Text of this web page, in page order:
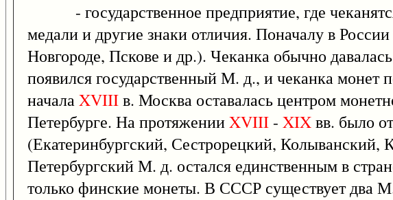
- государственное предприятие, где
медали и другие знаки отличия. Поначалу в
Новгороде, Пскове и др.). Чеканка обычно
появился государственный М. д., и чеканка монет
началаXVIIIв. Москва оставалась центром
Петербурге. На протяженииXVIII - XIXвв. было
(Екатеринбургский, Сестрорецкий, Колыванский,
Петербургский М. д. остался единственным в
только финские монеты. В СССР существует два